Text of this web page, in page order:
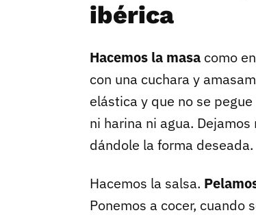
ibérica
Hacemos la masa como
con una cuchara y
elástica y que no se
ni harina ni agua.
dándole la forma deseada.
Hacemos la salsa.
Ponemos a cocer, cuando